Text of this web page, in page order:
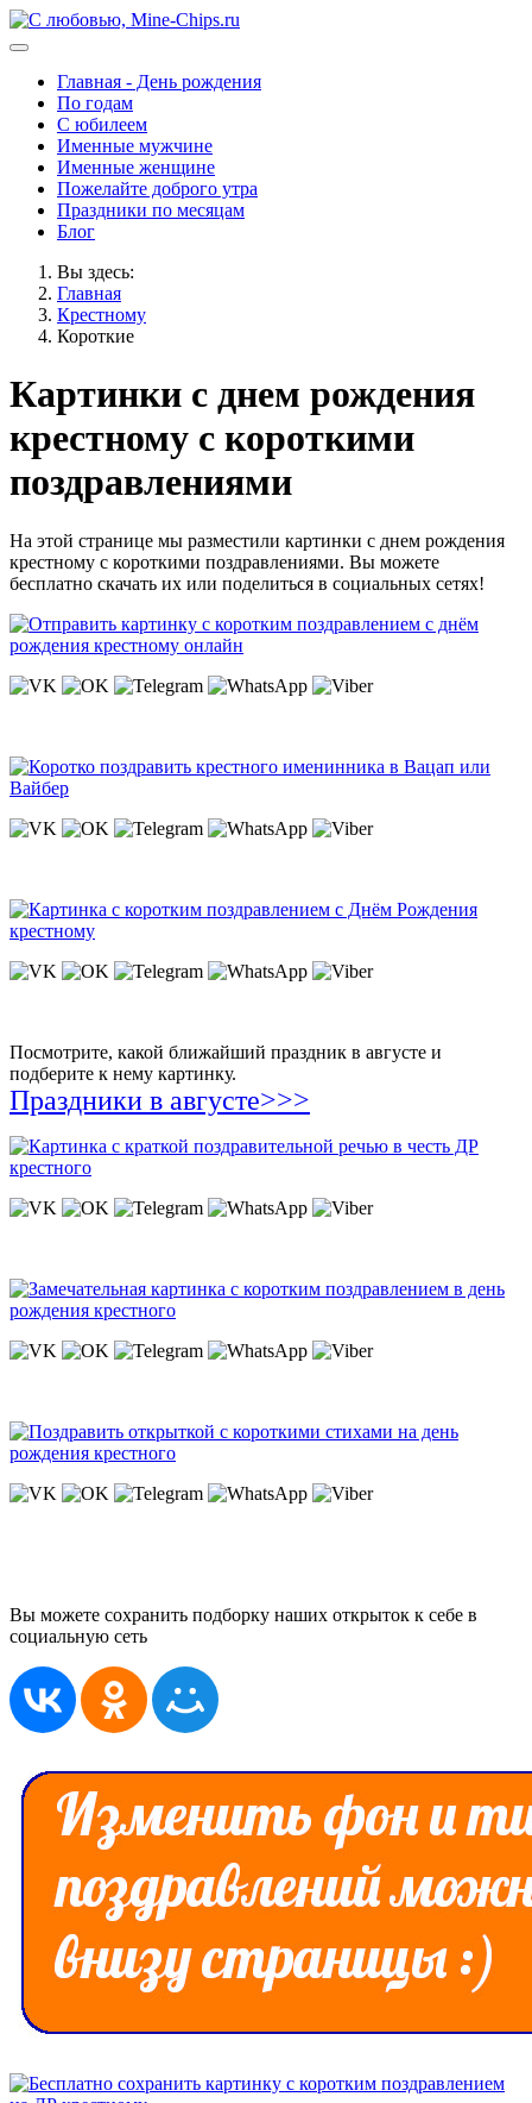
Главная - День рождения
По годам
С юбилеем
Именные мужчине
Именные женщине
Пожелайте доброго утра
Праздники по месяцам
Блог
Вы здесь:
Главная
Крестному
Короткие
Картинки с днем рождения
крестному с короткими
поздравлениями
На этой странице мы разместили картинки с днем рождения
крестному с короткими поздравлениями. Вы можете
бесплатно скачать их или поделиться в социальных сетях!
Посмотрите, какой ближайший праздник в августе и
подберите к нему картинку.
Праздники в августе>>>
Вы можете сохранить подборку наших открыток к себе в
социальную сеть